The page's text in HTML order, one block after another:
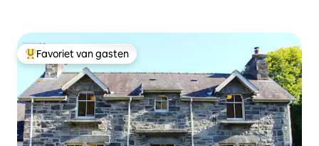
Topfavoriet van gasten
Favoriet van gasten